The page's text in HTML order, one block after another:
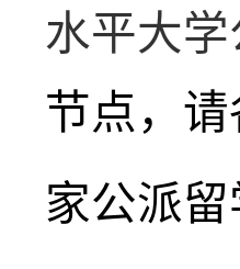
水平大
节点，
家公派